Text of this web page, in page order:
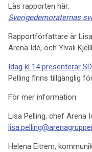
Läs rapporten här:
Sverigedemoraternas
Rapportförfattare är
Arena Idé, och Ylvali
Idag kl 14 presenterar
Pelling finns tillgänglig
För mer information:
Lisa Pelling, chef Arena
Helena Eitrem,